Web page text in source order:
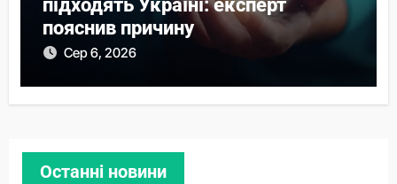
підходять Україні: експерт
пояснив причину
Сер 6, 2026
Останні новини